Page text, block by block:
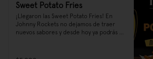
Sweet Potato Fries
¡Llegaron las Sweet Potato Fries! En
Johnny Rockets no dejamos de traer
nuevos sabores y desde hoy ya podrás
¡te recomendamos pedirlas con un